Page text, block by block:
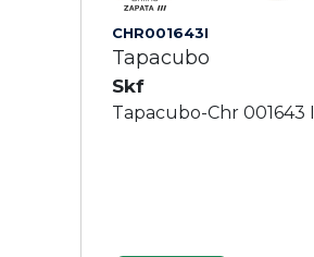
CHR001643I
Tapacubo
Skf
Tapacubo-Chr 001643 I